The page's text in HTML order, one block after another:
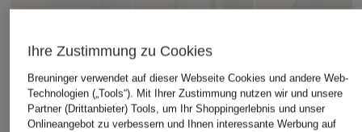
Ihre Zustimmung zu Cookies
Breuninger verwendet auf dieser Webseite Cookies und andere Web-
Technologien („Tools“). Mit Ihrer Zustimmung nutzen wir und unsere
Partner (Drittanbieter) Tools, um Ihr Shoppingerlebnis und unser
Onlineangebot zu verbessern und Ihnen interessante Werbung auf